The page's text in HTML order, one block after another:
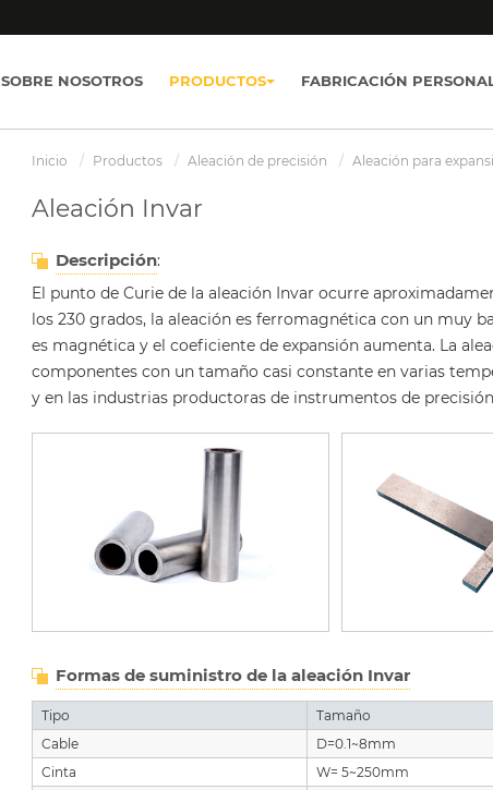
SOBRE NOSOTROS PRODUCTOS FABRICACIÓN
Inicio Productos Aleación de precisión Aleación para
Aleación Invar
Descripción:
El punto de Curie de la aleación Invar ocurre
los 230 grados, la aleación es ferromagnética con un muy
es magnética y el coeficiente de expansión aumenta. La
componentes con un tamaño casi constante en varias
y en las industrias productoras de instrumentos de
Formas de suministro de la aleación Invar
Tipo
Tamaño
Cable
D=0.1~8mm
Cinta
W= 5~250mm